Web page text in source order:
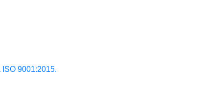
9001:2015.